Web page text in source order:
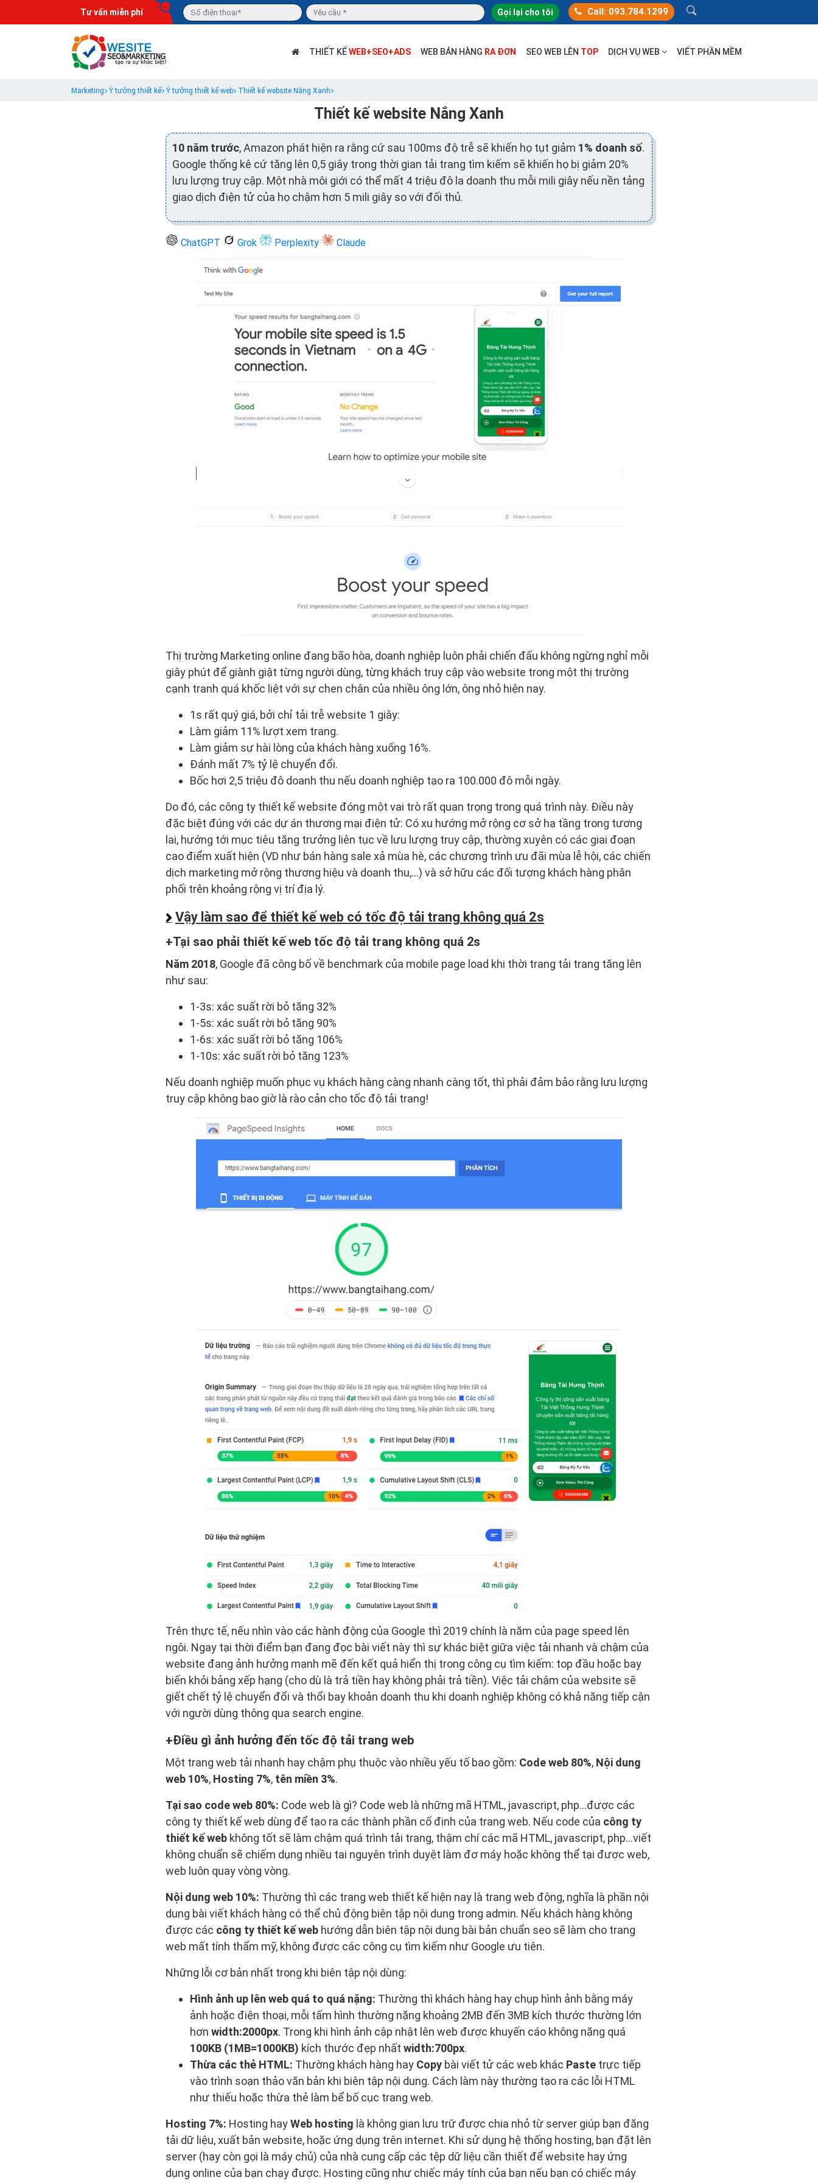
Tư vấn miễn phí Gọi lại cho tôi Call: 093.784.1299
THIẾT KẾWEB+SEO+ADS WEB BÁN HÀNG RA ĐƠN SEO WEB LÊN TOP DỊCH VỤ WEB VIẾT PHẦN MỀM
Marketing Ý tưởng thiết kế Ý tưởng thiết kế web Thiết kế website Nắng Xanh
Thiết kế website Nắng Xanh
10 năm trước, Amazon phát hiện ra rằng cứ sau 100ms độ trễ sẽ khiến họ tụt giảm 1% doanh số.
Google thống kê cứ tăng lên 0,5 giây trong thời gian tải trang tìm kiếm sẽ khiến họ bị giảm 20%
lưu lượng truy cập. Một nhà môi giới có thể mất 4 triệu đô la doanh thu mỗi mili giây nếu nền tảng
giao dịch điện tử của họ chậm hơn 5 mili giây so với đối thủ.
ChatGPT Grok Perplexity Claude
Thị trường Marketing online đang bão hòa, doanh nghiệp luôn phải chiến đấu không ngừng nghỉ mỗi
giây phút để giành giật từng người dùng, từng khách truy cập vào website trong một thị trường
cạnh tranh quá khốc liệt với sự chen chân của nhiều ông lớn, ông nhỏ hiện nay.
1s rất quý giá, bởi chỉ tải trễ website 1 giây:
Làm giảm 11% lượt xem trang.
Làm giảm sự hài lòng của khách hàng xuống 16%.
Đánh mất 7% tỷ lệ chuyển đổi.
Bốc hơi 2,5 triệu đô doanh thu nếu doanh nghiệp tạo ra 100.000 đô mỗi ngày.
Do đó, các công ty thiết kế website đóng một vai trò rất quan trọng trong quá trình này. Điều này
đặc biệt đúng với các dự án thương mại điện tử: Có xu hướng mở rộng cơ sở hạ tầng trong tương
lai, hướng tới mục tiêu tăng trưởng liên tục về lưu lượng truy cập, thường xuyên có các giai đoạn
cao điểm xuất hiện (VD như bán hàng sale xả mùa hè, các chương trình ưu đãi mùa lễ hội, các chiến
dịch marketing mở rộng thương hiệu và doanh thu,...) và sở hữu các đối tượng khách hàng phân
phối trên khoảng rộng vị trí địa lý.
Vậy làm sao để thiết kế web có tốc độ tải trang không quá 2s
Tại sao phải thiết kế web tốc độ tải trang không quá 2s
Năm 2018, Google đã công bố về benchmark của mobile page load khi thời trang tải trang tăng lên
như sau:
1-3s: xác suất rời bỏ tăng 32%
1-5s: xác suất rời bỏ tăng 90%
1-6s: xác suất rời bỏ tăng 106%
1-10s: xác suất rời bỏ tăng 123%
Nếu doanh nghiệp muốn phục vụ khách hàng càng nhanh càng tốt, thì phải đảm bảo rằng lưu lượng
truy cập không bao giờ là rào cản cho tốc độ tải trang!
Trên thực tế, nếu nhìn vào các hành động của Google thì 2019 chính là năm của page speed lên
ngôi. Ngay tại thời điểm bạn đang đọc bài viết này thì sự khác biệt giữa việc tải nhanh và chậm của
website đang ảnh hưởng mạnh mẽ đến kết quả hiển thị trong công cụ tìm kiếm: top đầu hoặc bay
biến khỏi bảng xếp hạng (cho dù là trả tiền hay không phải trả tiền). Việc tải chậm của website sẽ
giết chết tỷ lệ chuyển đổi và thổi bay khoản doanh thu khi doanh nghiệp không có khả năng tiếp cận
với người dùng thông qua search engine.
Điều gì ảnh hưởng đến tốc độ tải trang web
Một trang web tải nhanh hay chậm phụ thuộc vào nhiều yếu tố bao gồm: Code web 80%, Nội dung
web 10%, Hosting 7%, tên miền 3%.
Tại sao code web 80%: Code web là gì? Code web là những mã HTML, javascript, php...được các
công ty thiết kế web dùng để tạo ra các thành phần cố định của trang web. Nếu code của công ty
thiết kế web không tốt sẽ làm chậm quá trình tải trang, thậm chí các mã HTML, javascript, php...viết
không chuẩn sẽ chiếm dụng nhiều tai nguyên trình duyệt làm đơ máy hoặc không thể tại được web,
web luôn quay vòng vòng.
Nội dung web 10%: Thường thì các trang web thiết kế hiện nay là trang web động, nghĩa là phần nội
dung bài viết khách hàng có thể chủ động biên tập nội dung trong admin. Nếu khách hàng không
được các công ty thiết kế web hướng dẫn biên tập nội dung bài bản chuẩn seo sẽ làm cho trang
web mất tính thẩm mỹ, không được các công cụ tìm kiếm như Google ưu tiên.
Những lỗi cơ bản nhất trong khi biên tập nội dùng:
Hình ảnh up lên web quá to quá nặng: Thường thì khách hàng hay chụp hình ảnh bằng máy
ảnh hoặc điện thoại, mỗi tấm hình thường nặng khoảng 2MB đến 3MB kích thước thường lớn
hơn width:2000px. Trong khi hình ảnh cập nhật lên web được khuyến cáo không nặng quá
100KB (1MB=1000KB) kích thước đẹp nhất width:700px.
Thừa các thẻ HTML: Thường khách hàng hay Copy bài viết tử các web khác Paste trực tiếp
vào trình soạn thảo văn bản khi biên tập nội dung. Cách làm này thường tạo ra các lỗi HTML
như thiếu hoặc thừa thẻ làm bể bố cục trang web.
Hosting 7%: Hosting hayWeb hosting là không gian lưu trữ được chia nhỏ từ server giúp bạn đăng
tải dữ liệu, xuất bản website, hoặc ứng dụng trên internet. Khi sử dụng hệ thống hosting, bạn đặt lên
server (hay còn gọi là máy chủ) của nhà cung cấp các tệp dữ liệu cần thiết để website hay ứng
dụng online của bạn chạy được. Hosting cũng như chiếc máy tính của bạn nếu bạn có chiếc máy